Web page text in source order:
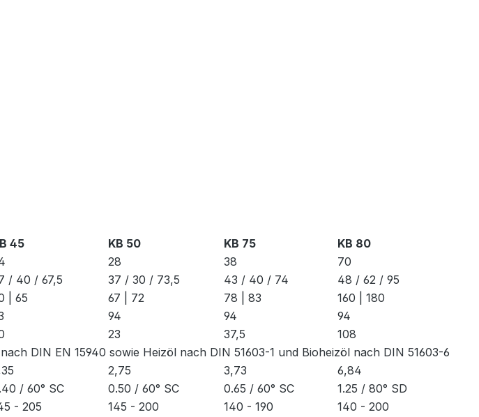
45 KB 50 KB 75
KB 80
28 38
70
/ 40 / 67,5 37 / 30 / 73,5 43 / 40 / 74
48 / 62 / 95
| 65 67 | 72 78 | 83
160 | 180
94 94
94
23 37,5
108
DIN EN 15940 sowie Heizöl nach DIN 51603-1 und Bioheizöl nach DIN 51603-6
2,75 3,73
6,84
/ 60° SC 0.50 / 60° SC 0.65 / 60° SC
1.25 / 80° SD
- 205 145 - 200 140 - 190
140 - 200